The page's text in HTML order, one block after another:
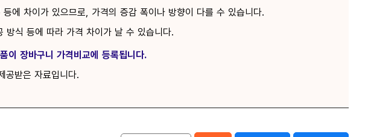
에 차이가 있으므로, 가격의 증감 폭이나 방향이 다를 수 있습니다.
식 등에 따라 가격 차이가 날 수 있습니다.
이 장바구니 가격비교에 등록됩니다.
공받은 자료입니다.